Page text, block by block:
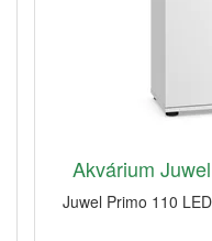
Akvárium
Juwel Primo 110